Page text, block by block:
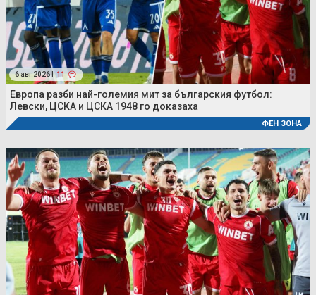
6 авг 2026 | 11
Европа разби най-големия мит за българския футбол:
Левски, ЦСКА и ЦСКА 1948 го доказаха
ФЕН ЗОНА